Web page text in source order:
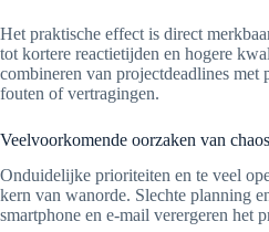
Het praktische effect is direct
tot kortere reactietijden en hogere
combineren van projectdeadlines met
fouten of vertragingen.
Veelvoorkomende oorzaken van
Onduidelijke prioriteiten en te veel
kern van wanorde. Slechte planning
smartphone en e-mail verergeren het